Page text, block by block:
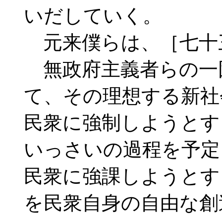
いだしていく。
元来僕らは、［七十
無政府主義者らの
て、その理想する新
民衆に強制しようと
いっさいの過程を予
民衆に強課しようと
を民衆自身の自由な